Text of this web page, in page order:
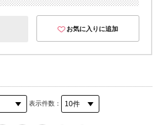
お気に入りに追加
表示件数：